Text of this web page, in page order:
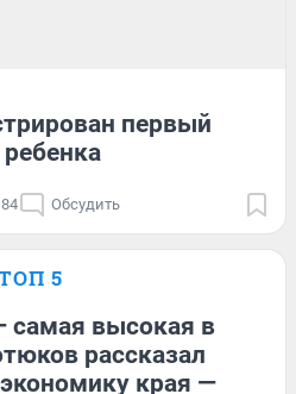
первый
Обсудить
5
самая высокая в
рассказал
края —